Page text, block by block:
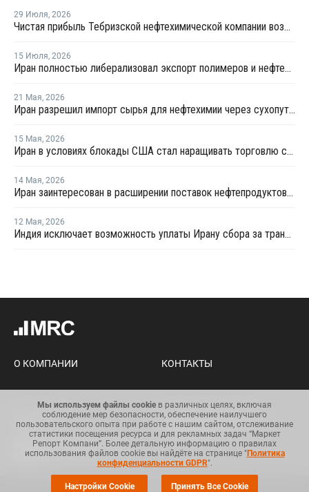
29 Июля, 2026
Чистая прибыль Тебризской нефтехимической компании возросла
15 Июля, 2026
Иран полностью либерализовал экспорт полимеров и нефтехимии после отмены чрезвычайных ограничений
21 Мая, 2026
Иран разрешил импорт сырья для нефтехимии через сухопутные границы
15 Мая, 2026
Иран в условиях блокады США стал наращивать торговлю с Китаем по железной дороге
14 Мая, 2026
Иран заинтересован в расширении поставок нефтепродуктов из России
12 Мая, 2026
Индия исключает возможность уплаты Ирану сбора за транзит нефти и газа через Ормузский пролив
О КОМПАНИИ КОНТАКТЫ
Карта сайта
Условия использования
информации
Общий регламент по защите
данных
Мы используем файлы cookie в различных целях, включая
соблюдение мер безопасности, обеспечение наилучшего
пользовательского опыта при работе с нашим сайтом, отслеживание
статистики посещения ресурса и для рекламных задач “Маркет
Репорт Компани”. Более детальную информацию о правилах
использования файлов cookie вы найдёте на странице " Политика
конфиденциальности GDPR".
Настройки Cookie Принять Все Cookie